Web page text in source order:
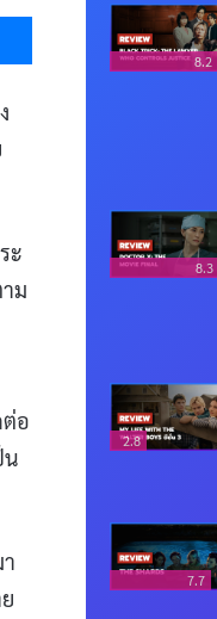
Messenger
ะ
ม
อ
น
8.2
8.3
2.8
7.7